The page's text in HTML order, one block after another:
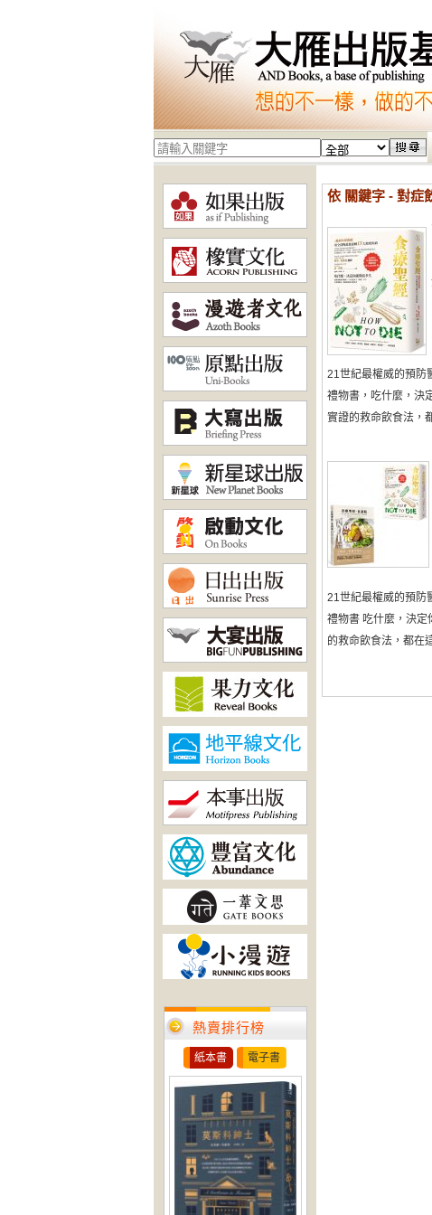
熱賣排行榜
紙本書 電子書
依 關鍵字 - 對症
21世紀最權威的預防
禮物書，吃什麼，決
實證的救命飲食法，
21世紀最權威的預防
禮物書 吃什麼，決定
的救命飲食法，都在